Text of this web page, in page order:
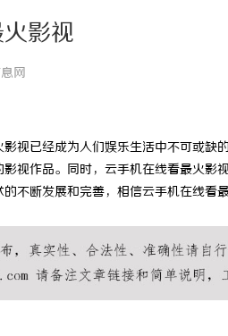
影视
网
视已经成为人们娱乐生活中不可或
视作品。同时，云手机在线看最火
不断发展和完善，相信云手机在线